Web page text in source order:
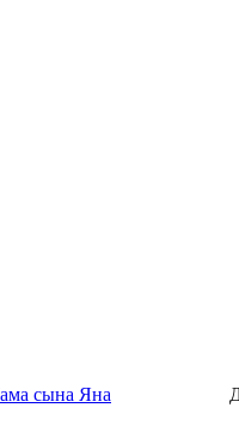
сына Яна